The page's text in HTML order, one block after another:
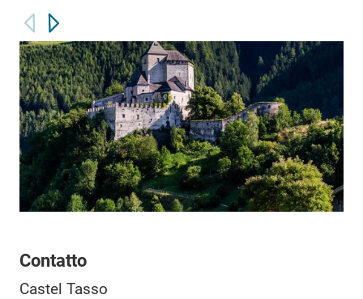
Contatto
Castel Tasso